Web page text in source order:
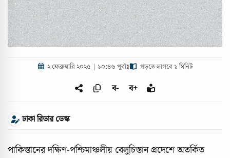
২ ফেব্রুয়ারি ২০২৫ | ১০:৪৬ পূর্বাহ্ণ পড়তে লাগবে ১ মিনিট
ব- ব+
ঢাকা রিডার ডেস্ক
পাকিস্তানের দক্ষিণ-পশ্চিমাঞ্চলীয় বেলুচিস্তান প্রদেশে অতর্কিত